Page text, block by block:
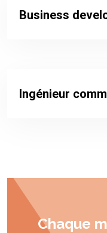
Business
Ingénieur
Chaque